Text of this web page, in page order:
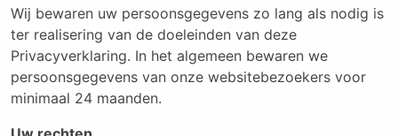
Wij bewaren uw persoonsgegevens zo lang als nodig is
ter realisering van de doeleinden van deze
Privacyverklaring. In het algemeen bewaren we
persoonsgegevens van onze websitebezoekers voor
minimaal 24 maanden.